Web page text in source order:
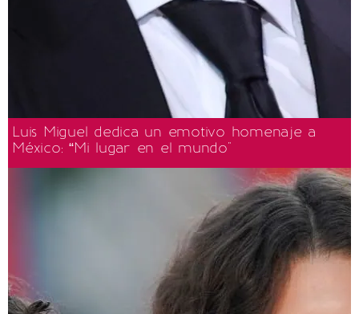
Luis Miguel dedica un emotivo homenaje a
México: “Mi lugar en el mundo"